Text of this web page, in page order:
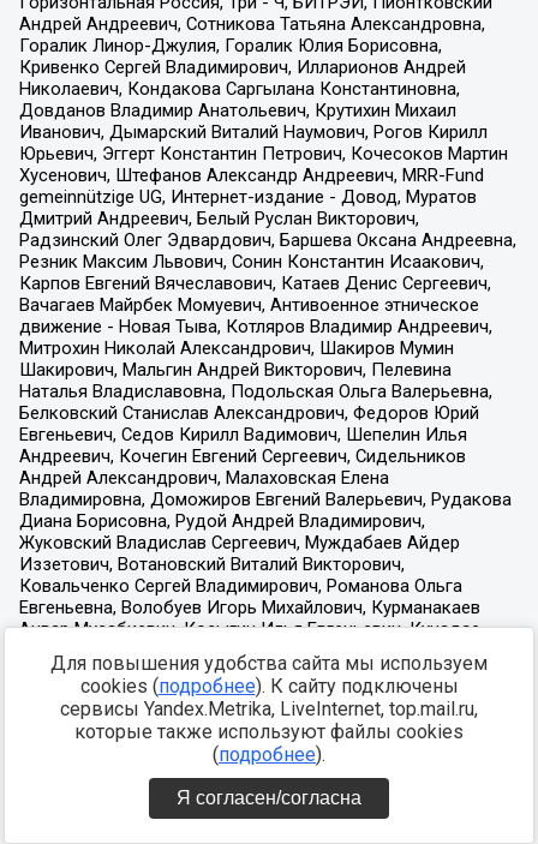
Для повышения удобства сайта мы используем
cookies (подробнее). К сайту подключены
сервисы Yandex.Metrika, LiveInternet, top.mail.ru,
которые также используют файлы cookies
(подробнее).
Я согласен/согласна